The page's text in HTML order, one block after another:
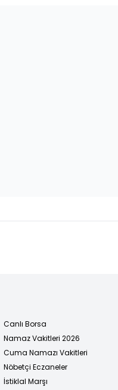
Canlı Borsa
Namaz Vakitleri 2026
Cuma Namazı Vakitleri
Nöbetçi Eczaneler
İstiklal Marşı